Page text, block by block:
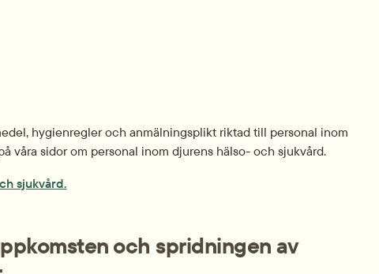
hygienregler och anmälningsplikt riktad till personal inom
våra sidor om personal inom djurens hälso- och sjukvård.
sjukvård.
och spridningen av